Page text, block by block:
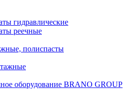
гидравлические
реечные
полиспасты
оборудование BRANO GROUP